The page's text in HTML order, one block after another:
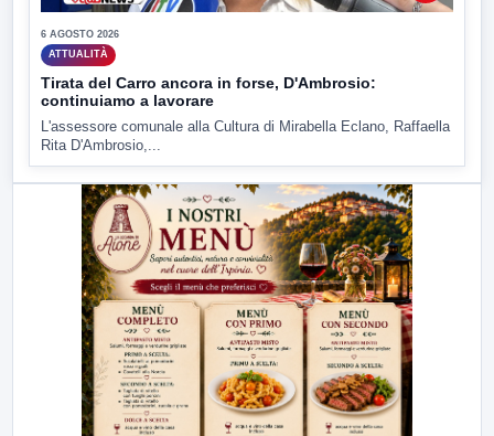
6 AGOSTO 2026
ATTUALITÀ
Tirata del Carro ancora in forse, D'Ambrosio:
continuiamo a lavorare
L'assessore comunale alla Cultura di Mirabella Eclano, Raffaella
Rita D'Ambrosio,...